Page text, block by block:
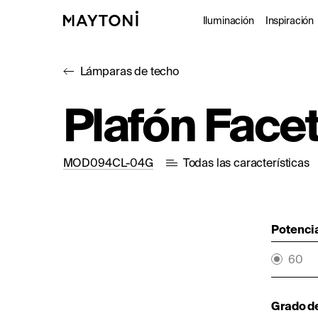
Iluminación
Exterior
Inspiración
Lámparas de techo
Plafón
MOD094CL-04G Todas las características
60
Grado